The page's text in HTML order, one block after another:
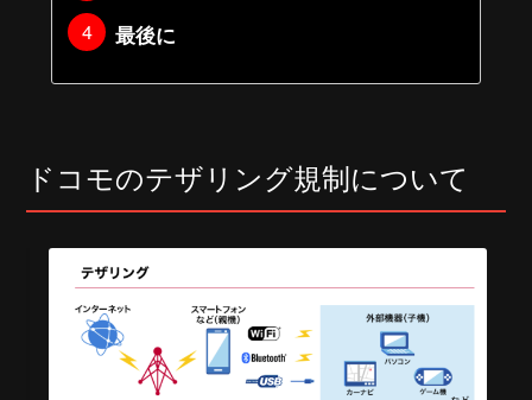
最後に
ドコモのテザリング規制について